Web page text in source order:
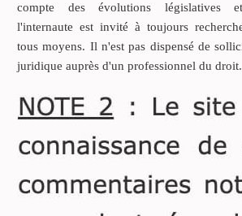
Le conjoint
ou moins de droits
que le défunt
Encore faut-il
enfants communs
compte des évolutions législatives et
l'internaute est invité à toujours
tous moyens. Il n'est pas dispensé de
juridique auprès d'un professionnel du droit.